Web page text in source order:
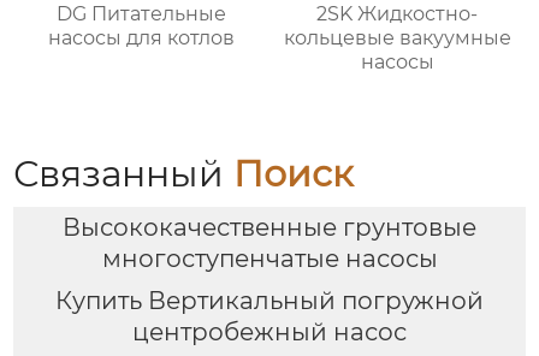
DG Питательные
насосы для котлов
2SK Жидкостно-
кольцевые вакуумные
насосы
Связанный Поиск
Высококачественные грунтовые
многоступенчатые насосы
Купить Вертикальный погружной
центробежный насос